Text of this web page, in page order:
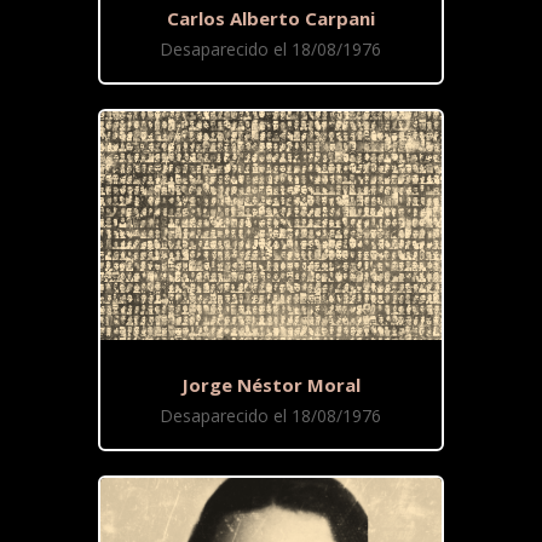
Carlos Alberto Carpani
Desaparecido el 18/08/1976
Jorge Néstor Moral
Desaparecido el 18/08/1976